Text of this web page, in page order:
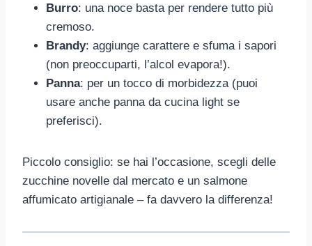
Burro: una noce basta per rendere tutto più
cremoso.
Brandy: aggiunge carattere e sfuma i sapori
(non preoccuparti, l’alcol evapora!).
Panna: per un tocco di morbidezza (puoi
usare anche panna da cucina light se
preferisci).
Piccolo consiglio: se hai l’occasione, scegli delle
zucchine novelle dal mercato e un salmone
affumicato artigianale – fa davvero la differenza!